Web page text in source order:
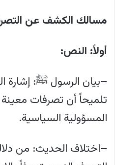
مسالك الكشف عن
أولاً: النص:
–بيان الرسول ﷺ: إشارة
تلميحاً أن تصرفات
المسؤولية السياسية.
–اختلاف الحديث: من